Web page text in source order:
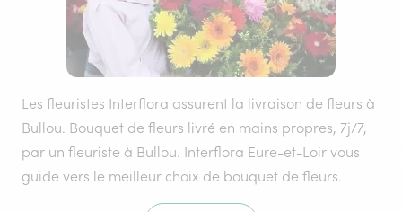
Les fleuristes Interflora assurent la livraison de fleurs à
Bullou. Bouquet de fleurs livré en mains propres, 7j/7,
par un fleuriste à Bullou. Interflora Eure-et-Loir vous
guide vers le meilleur choix de bouquet de fleurs.